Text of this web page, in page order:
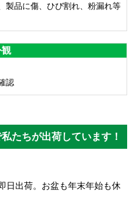
製品に傷、ひび割れ、粉漏れ等
観
認
たちが出荷しています！